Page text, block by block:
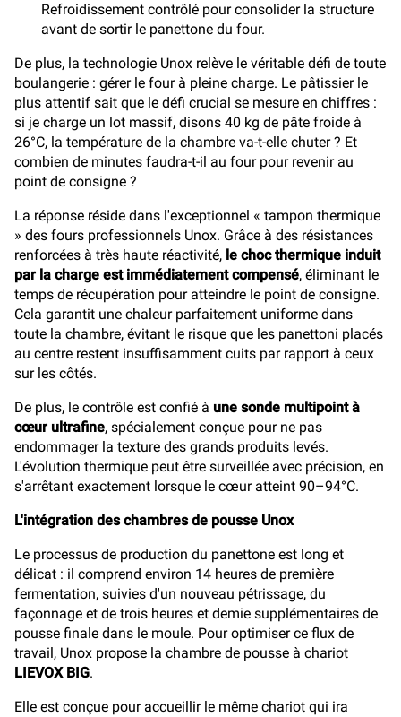
Refroidissement contrôlé pour consolider la structure
avant de sortir le panettone du four.
De plus, la technologie Unox relève le véritable défi de toute
boulangerie : gérer le four à pleine charge. Le pâtissier le
plus attentif sait que le défi crucial se mesure en chiffres :
si je charge un lot massif, disons 40 kg de pâte froide à
26°C, la température de la chambre va-t-elle chuter ? Et
combien de minutes faudra-t-il au four pour revenir au
point de consigne ?
La réponse réside dans l'exceptionnel « tampon thermique
» des fours professionnels Unox. Grâce à des résistances
renforcées à très haute réactivité, le choc thermique induit
par la charge est immédiatement compensé, éliminant le
temps de récupération pour atteindre le point de consigne.
Cela garantit une chaleur parfaitement uniforme dans
toute la chambre, évitant le risque que les panettoni placés
au centre restent insuffisamment cuits par rapport à ceux
sur les côtés.
De plus, le contrôle est confié à une sonde multipoint à
cœur ultrafine, spécialement conçue pour ne pas
endommager la texture des grands produits levés.
L'évolution thermique peut être surveillée avec précision, en
s'arrêtant exactement lorsque le cœur atteint 90–94°C.
L'intégration des chambres de pousse Unox
Le processus de production du panettone est long et
délicat : il comprend environ 14 heures de première
fermentation, suivies d'un nouveau pétrissage, du
façonnage et de trois heures et demie supplémentaires de
pousse finale dans le moule. Pour optimiser ce flux de
travail, Unox propose la chambre de pousse à chariot
LIEVOX BIG.
Elle est conçue pour accueillir le même chariot qui ira